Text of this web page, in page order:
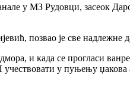
у МЗ Рудовци, засеок
позвао је све надлежне
и када се прогласи
у пуњењу